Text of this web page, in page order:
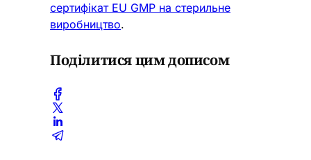
сертифікат EU GMP на стерильне
виробництво.
Поділитися цим дописом